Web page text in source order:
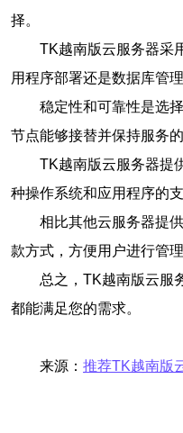
择。
TK越南版云服务器采
用程序部署还是数据库管
稳定性和可靠性是选
节点能够接替并保持服务
TK越南版云服务器提
种操作系统和应用程序的
相比其他云服务器提
款方式，方便用户进行管理
总之，TK越南版云服
都能满足您的需求。
来源： 推荐TK越南版